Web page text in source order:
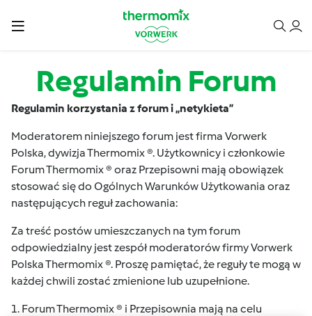
Regulamin Forum
Regulamin korzystania z forum i „netykieta”
Moderatorem niniejszego forum jest firma Vorwerk
Polska, dywizja Thermomix ®. Użytkownicy i członkowie
Forum Thermomix ® oraz Przepisowni mają obowiązek
stosować się do Ogólnych Warunków Użytkowania oraz
następujących reguł zachowania:
Za treść postów umieszczanych na tym forum
odpowiedzialny jest zespół moderatorów firmy Vorwerk
Polska Thermomix ®. Proszę pamiętać, że reguły te mogą w
każdej chwili zostać zmienione lub uzupełnione.
1. Forum Thermomix ® i Przepisownia mają na celu